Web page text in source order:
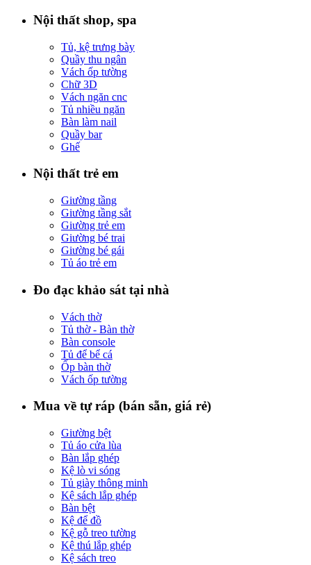
Nội thất shop, spa
Tủ, kệ trưng bày
Quầy thu ngân
Vách ốp tường
Chữ 3D
Vách ngăn cnc
Tủ nhiều ngăn
Bàn làm nail
Quầy bar
Ghế
Nội thất trẻ em
Giường tầng
Giường tầng sắt
Giường trẻ em
Giường bé trai
Giường bé gái
Tủ áo trẻ em
Đo đạc khảo sát tại nhà
Vách thờ
Tủ thờ - Bàn thờ
Bàn console
Tủ để bể cá
Ốp bàn thờ
Vách ốp tường
Mua về tự ráp (bán sẵn, giá rẻ)
Giường bệt
Tủ áo cửa lùa
Bàn lắp ghép
Kệ lò vi sóng
Tủ giày thông minh
Kệ sách lắp ghép
Bàn bệt
Kệ để đồ
Kệ gỗ treo tường
Kệ thú lắp ghép
Kệ sách treo